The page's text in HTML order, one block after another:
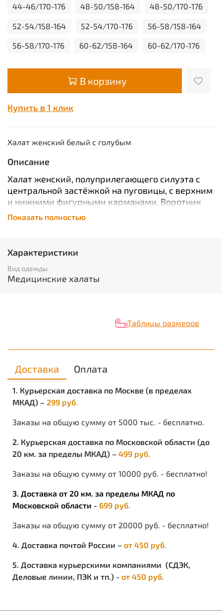
44-46/170-176 48-50/158-164 48-50/170-176
52-54/158-164 52-54/170-176 56-58/158-164
56-58/170-176 60-62/158-164 60-62/170-176
В корзину
Купить в 1 клик
Халат женский белый с голубым
Описание
Халат женский, полуприлегающего силуэта с
центральной застёжкой на пуговицы, с верхним
и нижними фигурными карманами. Воротник
«стойка». Рукава втачные, укороченные. Детали
халата выполнены из отделочной ткани. По
ГОСТ 25294-2003
ТР ТС 017/2011
Характеристики
Сезон: Универсальный
Плотность/Толщина материала:145 г/кв.м
Медицинская одежда
Вес изделия:
0.3
Показать полностью
Характеристики
Вид одежды
Медицинские халаты
Таблицы размеров
Доставка Оплата
1. Курьерская доставка по Москве (в пределах
МКАД) – 299 руб.
Заказы на общую сумму от 5000 тыс. - бесплатно.
2. Курьерская доставка по Московской области (до
20 км. за пределы МКАД) – 499 руб.
Заказы на общую сумму от 10000 руб. - бесплатно!
3. Доставка от 20 км. за пределы МКАД по
Московской области - 699 руб.
Заказы на общую сумму от 20000 руб. - бесплатно!
4. Доставка почтой России – от 450 руб.
5. Доставка курьерскими компаниями (СДЭК,
Деловые линии, ПЭК и тп.) - от 450 руб.